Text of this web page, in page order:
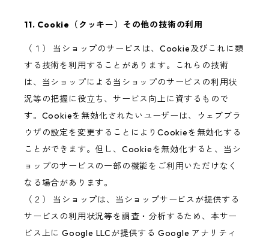
11. Cookie（クッキー）その他の技術の利用
（１） 当ショップのサービスは、Cookie及びこれに類
する技術を利用することがあります。これらの技術
は、当ショップによる当ショップのサービスの利用状
況等の把握に役立ち、サービス向上に資するもので
す。Cookieを無効化されたいユーザーは、ウェブブラ
ウザの設定を変更することによりCookieを無効化する
ことができます。但し、Cookieを無効化すると、当シ
ョップのサービスの一部の機能をご利用いただけなく
なる場合があります。
（２） 当ショップは、当ショップサービスが提供する
サービスの利用状況等を調査・分析するため、本サー
ビス上に Google LLCが提供する Google アナリティ